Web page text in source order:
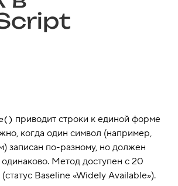
приводит строки к единой форме
когда один символ (например,
записан по-разному, но должен
одинаково. Метод доступен с 20
Baseline «Widely Available»).